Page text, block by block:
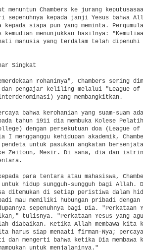
menuntun Chambers ke jurang
sepenuhnya kepada janji Yesus bahwa
kepada siapa pun yang meminta.
kemudian menunjukkan hasilnya:
manusia yang terdalam telah
Singkat
rohaninya", Chambers sering
dan pengajar keliling melalui "League of
yang membangkitkan.
bahwa kerohanian yang suam-suam
tahun 1911 dia membuka Kolese
dengan persekutuan doa (League
I mengganggu kehidupan akademik,
untuk pasukan angkatan
Zeitoun, Mesir. Di sana, dia dan
para tentara atau mahasiswa,
untuk hidup sungguh-sungguh bagi Allah.
ditemukan di setiap peristiwa dalam
mau memiliki hubungan pribadi
sepenuhnya bagi Dia. "Perkataan
tulisnya. "Perkataan Yesus yang
diabaikan. Ketika Allah membawa kita
harus siap menaati firman-Nya; percaya
dan mengerti bahwa ketika Dia membawa
untuk menjalaninya."